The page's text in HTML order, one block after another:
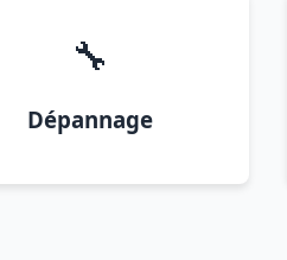
🔧
Dépannage